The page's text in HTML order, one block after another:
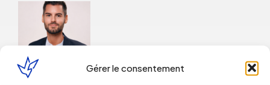
Gérer le consentement